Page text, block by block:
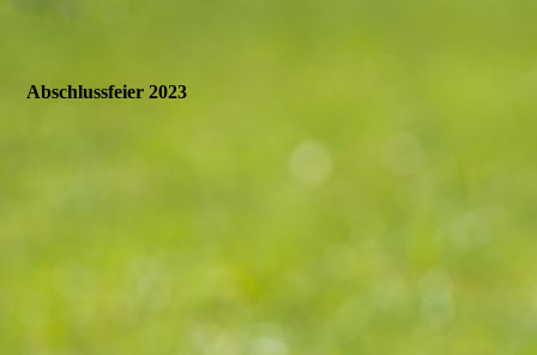
Abschlussfeier 2023